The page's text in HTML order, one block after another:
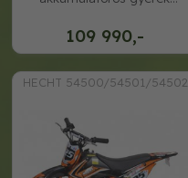
109 990,-
HECHT 54500/54501/54502